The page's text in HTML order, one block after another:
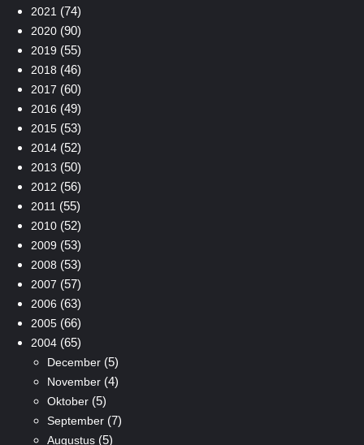
2021 (74)
2020(90)
2019 (55)
2018 (46)
2017 (60)
2016 (49)
2015(53)
2014(52)
2013 (50)
2012 (56)
2011 (55)
2010(52)
2009 (53)
2008 (53)
2007 (57)
2006 (63)
2005(66)
2004(65)
December(5)
November(4)
Oktober(5)
September(7)
Augustus(5)